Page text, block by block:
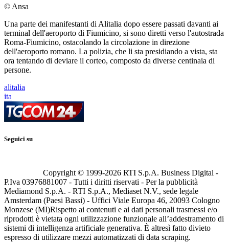
© Ansa
Una parte dei manifestanti di Alitalia dopo essere passati davanti ai
terminal dell'aeroporto di Fiumicino, si sono diretti verso l'autostrada
Roma-Fiumicino, ostacolando la circolazione in direzione
dell'aeroporto romano. La polizia, che li sta presidiando a vista, sta
ora tentando di deviare il corteo, composto da diverse centinaia di
persone.
alitalia
ita
Seguici su
Copyright © 1999-2026 RTI S.p.A. Business Digital -
P.Iva 03976881007 - Tutti i diritti riservati - Per la pubblicità
Mediamond S.p.A. - RTI S.p.A., Mediaset N.V., sede legale
Amsterdam (Paesi Bassi) - Uffici Viale Europa 46, 20093 Cologno
Monzese (MI)Rispetto ai contenuti e ai dati personali trasmessi e/o
riprodotti è vietata ogni utilizzazione funzionale all’addestramento di
sistemi di intelligenza artificiale generativa. È altresì fatto divieto
espresso di utilizzare mezzi automatizzati di data scraping.